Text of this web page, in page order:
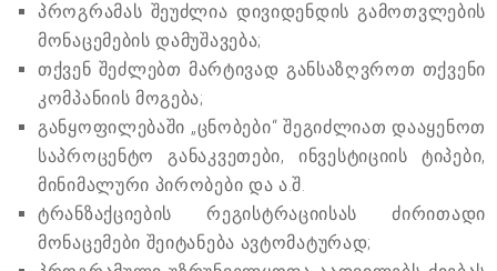
პროგრამას შეუძლია დივიდენდის გამოთვლების
მონაცემების დამუშავება;
თქვენ შეძლებთ მარტივად განსაზღვროთ თქვენი
კომპანიის მოგება;
განყოფილებაში „ცნობები“ შეგიძლიათ დააყენოთ
საპროცენტო განაკვეთები, ინვესტიციის ტიპები,
მინიმალური პირობები და ა.შ.
ტრანზაქციების რეგისტრაციისას ძირითადი
მონაცემები შეიტანება ავტომატურად;